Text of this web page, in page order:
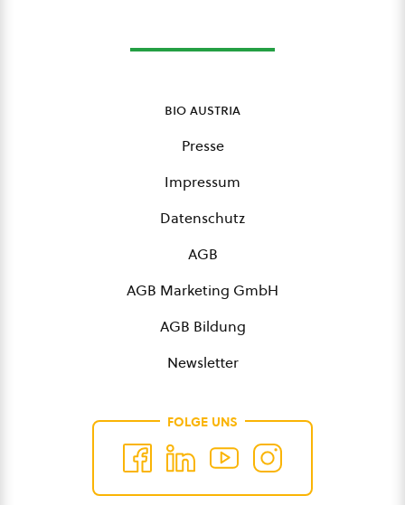
bio austria
Presse
Impressum
Datenschutz
AGB
AGB Marketing GmbH
AGB Bildung
Newsletter
FOLGE UNS